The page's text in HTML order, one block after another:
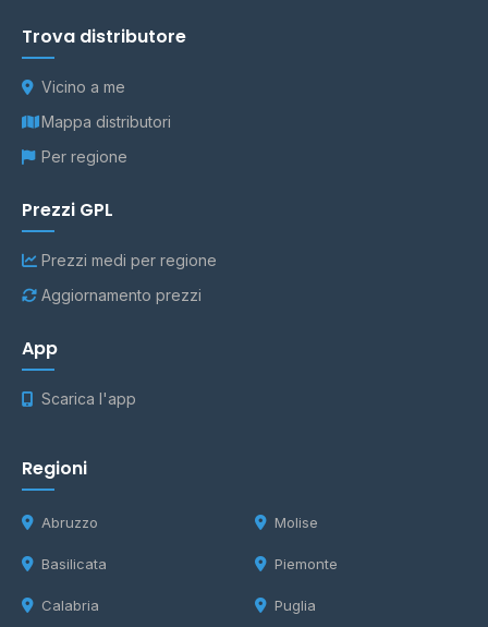
Trova distributore
Vicino a me
Mappa distributori
Per regione
Prezzi GPL
Prezzi medi per regione
Aggiornamento prezzi
App
Scarica l'app
Regioni
Abruzzo
Basilicata
Calabria
Molise
Piemonte
Puglia